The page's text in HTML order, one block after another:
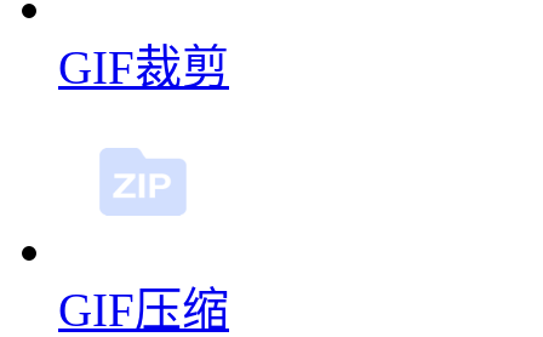
GIF裁剪
GIF压缩